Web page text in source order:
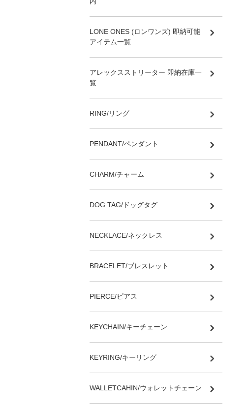
LONE ONES (ロンワンズ) 即納可能
アイテム一覧
アレックスストリーター 即納在庫一
覧
RING/リング
PENDANT/ペンダント
CHARM/チャーム
DOG TAG/ドッグタグ
NECKLACE/ネックレス
BRACELET/ブレスレット
PIERCE/ピアス
KEYCHAIN/キーチェーン
KEYRING/キーリング
WALLETCAHIN/ウォレットチェーン